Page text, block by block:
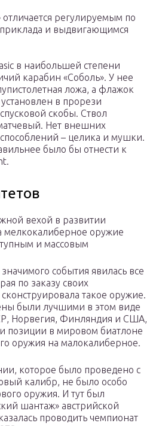
отличается регулируемым по
и выдвигающимся
в наибольшей степени
карабин «Соболь». У нее
ложа, а флажок
в прорези
скобы. Ствол
Нет внешних
– целика и мушки.
было бы отнести к
вехой в развитии
мелкокалиберное оружие
и массовым
события явилась все
по заказу своих
такое оружие.
были лучшими в этом виде
Норвегия, Финляндия и США,
позиции в мировом биатлоне
оружия на малокалиберное.
которое было проведено с
калибр, не было особо
оружия. И тут был
шантаж» австрийской
проводить чемпионат